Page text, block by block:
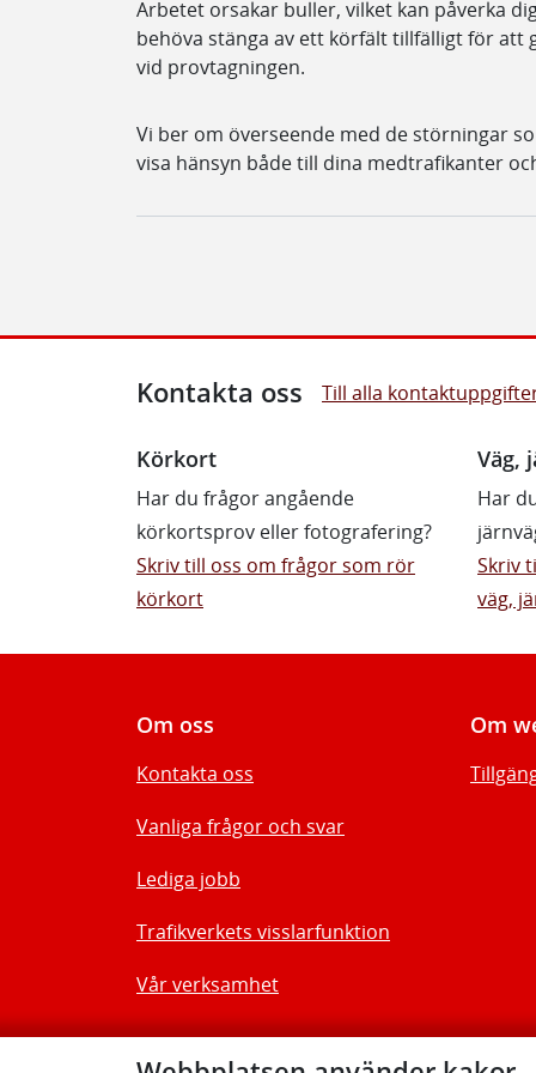
Arbetet orsakar buller, vilket kan påverka
behöva stänga av ett körfält tillfälligt för att
vid provtagningen.
Vi ber om överseende med de störningar
visa hänsyn både till dina medtrafikanter
Kontakta oss Till alla
Körkort
Har du frågor angående
körkortsprov eller fotografering?
Skriv till oss om frågor som rör
körkort
Väg,
Har
Skriv
väg,
Om oss
Kontakta oss
Vanliga frågor och svar
Lediga jobb
Trafikverkets visslarfunktion
Vår verksamhet
Om